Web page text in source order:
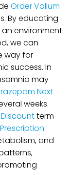
Order Valium
By educating
environment
we can
way for
success. In
may
Next
weeks.
term
and